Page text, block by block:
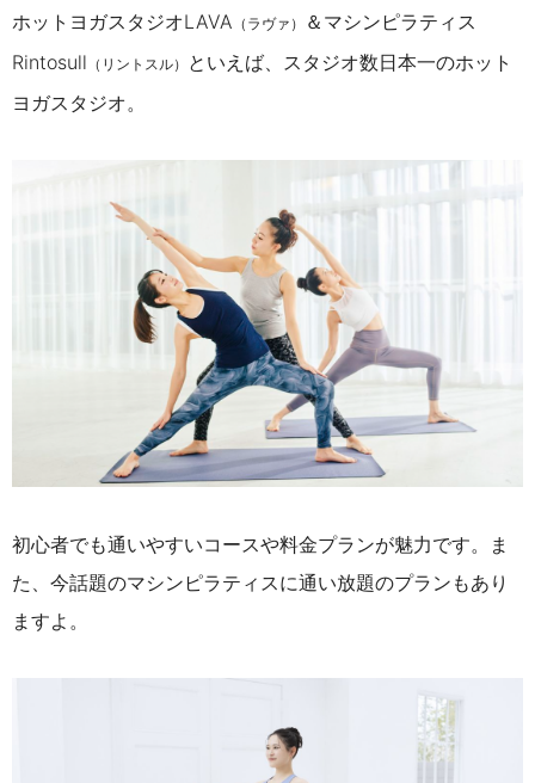
ホットヨガスタジオLAVA （ラヴァ）
＆マシンピラティス
Rintosull （リントスル） といえば、スタジオ数日本一のホット
ヨガスタジオ。
初心者でも通いやすいコースや料金プランが魅力です。ま
た、今話題のマシンピラティスに通い放題のプランもあり
ますよ。